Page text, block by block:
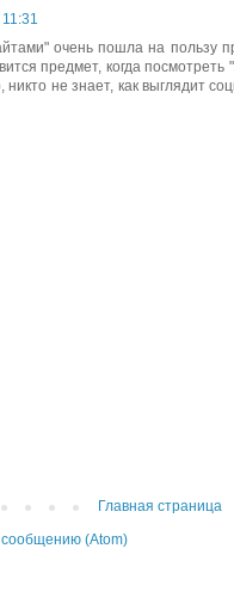
11:31
очень пошла на пользу
предмет, когда
никто не знает, как выглядит
Главная страница
(Atom)